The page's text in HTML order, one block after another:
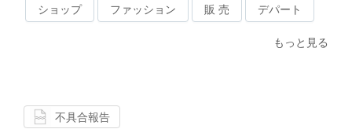
ショップ ファッション 販 売 デパート
もっと見る
不具合報告